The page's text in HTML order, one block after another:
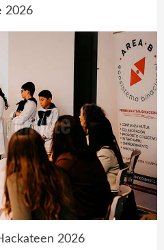
2026
2026